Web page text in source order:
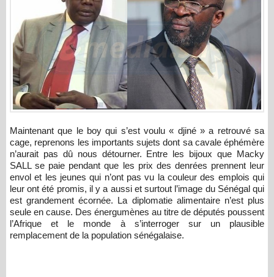
Maintenant que le boy qui s’est voulu « djiné » a retrouvé sa
cage, reprenons les importants sujets dont sa cavale éphémère
n’aurait pas dû nous détourner. Entre les bijoux que Macky
SALL se paie pendant que les prix des denrées prennent leur
envol et les jeunes qui n’ont pas vu la couleur des emplois qui
leur ont été promis, il y a aussi et surtout l’image du Sénégal qui
est grandement écornée. La diplomatie alimentaire n’est plus
seule en cause. Des énergumènes au titre de députés poussent
l’Afrique et le monde à s’interroger sur un plausible
remplacement de la population sénégalaise.